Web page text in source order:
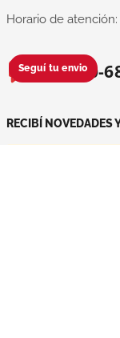
Seguí tu envio
Horario de
11 3840-
RECIBÍ NOVEDADES